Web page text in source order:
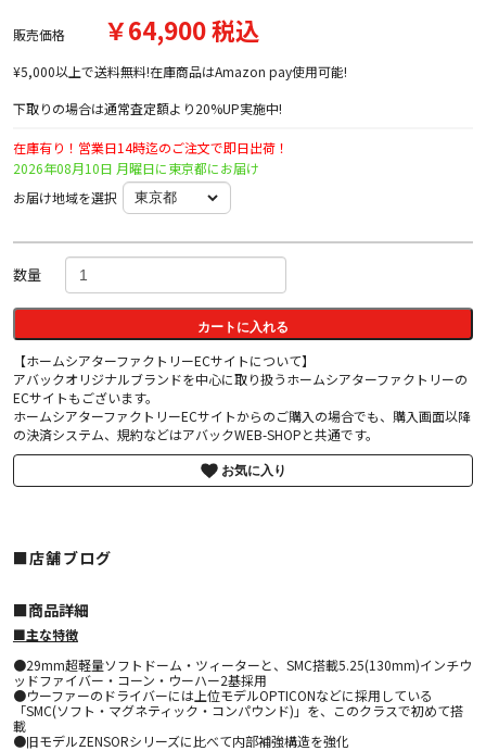
販売価格 ￥64,900 税込
¥5,000以上で送料無料!在庫商品はAmazon pay使用可能!
下取りの場合は通常査定額より20%UP実施中!
在庫有り！営業日14時迄のご注文で即日出荷！
2026年08月10日 月曜日に東京都にお届け
お届け地域を選択
数量
カートに入れる
【ホームシアターファクトリーECサイトについて】
アバックオリジナルブランドを中心に取り扱うホームシアターファクトリーの
ECサイトもございます。
ホームシアターファクトリーECサイトからのご購入の場合でも、購入画面以降
の決済システム、規約などはアバックWEB-SHOPと共通です。
お気に入り
■店舗ブログ
■︎商品詳細
■主な特徴
●29mm超軽量ソフトドーム・ツィーターと、SMC搭載5.25(130mm)インチウ
ッドファイバー・コーン・ウーハー2基採用
●ウーファーのドライバーには上位モデルOPTICONなどに採用している
「SMC(ソフト・マグネティック・コンパウンド)」を、このクラスで初めて搭
載
●旧モデルZENSORシリーズに比べて内部補強構造を強化